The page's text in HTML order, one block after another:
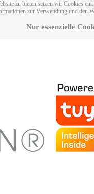
zu bieten setzen wir Cookies
zur Verwendung und den
Nur essenzielle